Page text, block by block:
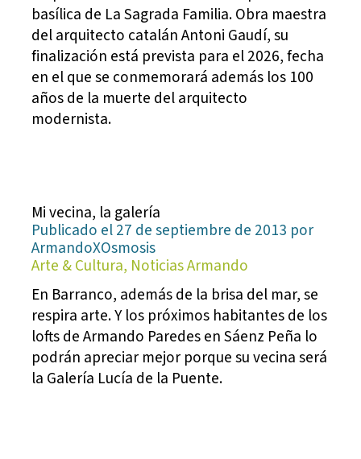
basílica de La Sagrada Familia. Obra maestra
del arquitecto catalán Antoni Gaudí, su
finalización está prevista para el 2026, fecha
en el que se conmemorará además los 100
años de la muerte del arquitecto
modernista.
Mi vecina, la galería
Publicado el 27 de septiembre de 2013 por
ArmandoXOsmosis
Arte & Cultura, Noticias Armando
En Barranco, además de la brisa del mar, se
respira arte. Y los próximos habitantes de los
lofts de Armando Paredes en Sáenz Peña lo
podrán apreciar mejor porque su vecina será
la Galería Lucía de la Puente.